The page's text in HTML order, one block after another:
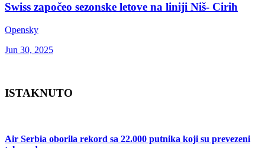
Swiss započeo sezonske letove na liniji Niš- Cirih
Opensky
Jun 30, 2025
ISTAKNUTO
Air Serbia oborila rekord sa 22.000 putnika koji su prevezeni